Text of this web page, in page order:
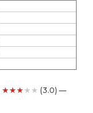
★★★★★ (3.0) —